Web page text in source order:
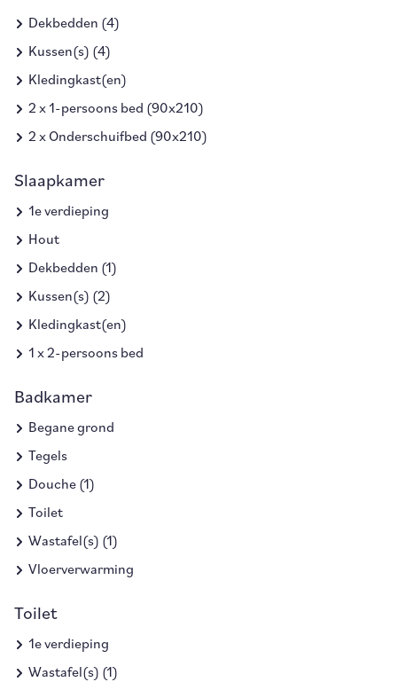
Dekbedden (4)
Kussen(s) (4)
Kledingkast(en)
2 x 1-persoons bed (90x210)
2 x Onderschuifbed (90x210)
Slaapkamer
1e verdieping
Hout
Dekbedden (1)
Kussen(s) (2)
Kledingkast(en)
1 x 2-persoons bed
Badkamer
Begane grond
Tegels
Douche (1)
Toilet
Wastafel(s) (1)
Vloerverwarming
Toilet
1e verdieping
Wastafel(s) (1)